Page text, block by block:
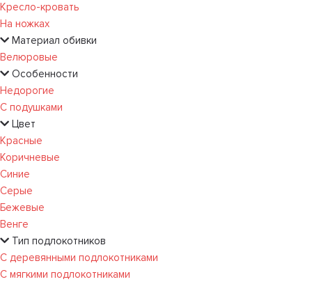
Кресло-кровать
На ножках
Материал обивки
Велюровые
Особенности
Недорогие
С подушками
Цвет
Красные
Коричневые
Синие
Серые
Бежевые
Венге
Тип подлокотников
С деревянными подлокотниками
С мягкими подлокотниками